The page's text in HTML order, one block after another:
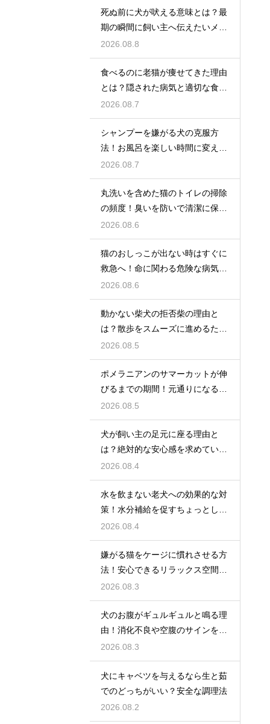
死ぬ前に犬が吠える意味とは？最
期の瞬間に飼い主へ伝えたいメッ
セージ
2026.08.8
食べるのに老猫が痩せてきた理由
とは？隠された病気と適切な食事
ケア
2026.08.7
シャンプーを嫌がる犬の克服方
法！お風呂を楽しい時間に変える
魔法
2026.08.7
丸洗いを含めた猫のトイレの掃除
の頻度！臭いを防いで清潔に保つ
コツ
2026.08.6
猫のおしっこが出ない時はすぐに
救急へ！命に関わる危険な病気と
は
2026.08.6
動かない柴犬の拒否柴の理由と
は？散歩をスムーズに進めるため
の対策
2026.08.5
ポメラニアンのサマーカットが伸
びるまでの期間！元通りになるの
か
2026.08.5
犬が飼い主の足元に座る理由と
は？絶対的な安心感を求めている
心理
2026.08.4
水を飲まない老犬への効果的な対
策！水分補給を促すちょっとした
工夫
2026.08.4
嫌がる猫をケージに慣れさせる方
法！安心できるリラックス空間の
作り方
2026.08.3
犬のお腹がギュルギュルと鳴る理
由！消化不良や空腹のサインを解
説
2026.08.3
犬にキャベツを与えるなら生と茹
でのどっちがいい？安全な調理法
2026.08.2